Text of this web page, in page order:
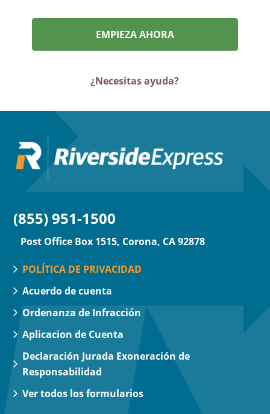
EMPIEZA AHORA
¿Necesitas ayuda?
(855) 951-1500
Post Office Box 1515, Corona, CA 92878
POLÍTICA DE PRIVACIDAD
Acuerdo de cuenta
Ordenanza de Infracción
Aplicacion de Cuenta
Declaración Jurada Exoneración de
Responsabilidad
Ver todos los formularios